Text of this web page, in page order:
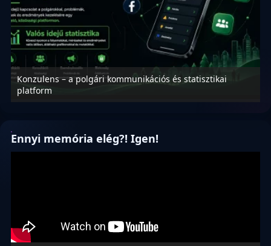
Konzulens – a polgári kommunikációs és statisztikai
platform
Ennyi memória elég?! Igen!